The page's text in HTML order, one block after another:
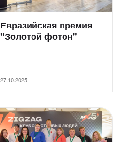
Евразийская премия
"Золотой фотон"
27.10.2025